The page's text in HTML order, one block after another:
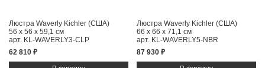
Люстра Waverly Kichler (США)
56 x 56 x 59,1 см
арт. KL-WAVERLY3-CLP
62 810 ₽
Люстра Waverly Kichler (США)
66 x 66 x 71,1 см
арт. KL-WAVERLY5-NBR
87 930 ₽